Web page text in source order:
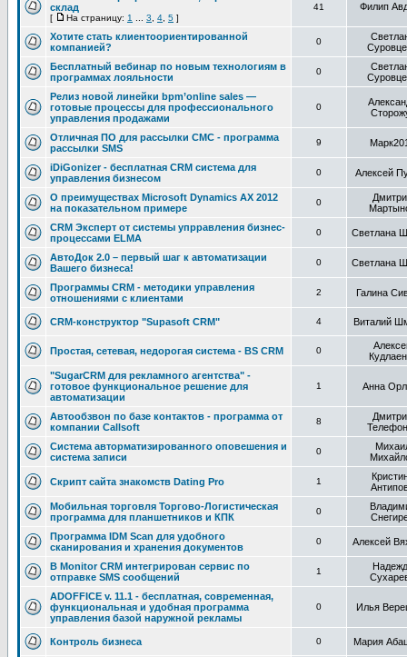
склад
[ На страницу: 1 3 4 5 ]
41 Филип
Хотите стать клиентоориентированной
компанией?
0
Бесплатный вебинар по новым технологиям в
программах лояльности
0
Релиз новой линейки bpm’online sales —
готовые процессы для профессионального
управления продажами
0
Отличная ПО для рассылки СМС - программа
рассылки SMS
9
iDiGonizer - бесплатная СRM система для
управления бизнесом
0 Алексей
О преимуществах Microsoft Dynamics AX 2012
на показательном примере
0
CRM Эксперт от системы упрравления бизнес-
процессами ELMA
0 Светлана
АвтоДок 2.0 – первый шаг к автоматизации
Вашего бизнеса!
0 Светлана
Программы CRM - методики управления
отношениями с клиентами
2 Галина
CRM-конструктор "Supasoft CRM" 4 Виталий
Простая, сетевая, недорогая система - BS CRM 0
"SugarCRM для рекламного агентства" -
готовое функциональное решение для
автоматизации
1 Анна
Автообзвон по базе контактов - программа от
компании Callsoft
8
Система авторматизированного оповешения и
система записи
0
Скрипт сайта знакомств Dating Pro 1
Мобильная торговля Торгово-Логистическая
программа для планшетников и КПК
0
Программа IDM Scan для удобного
сканирования и хранения документов
0 Алексей
В Monitor CRM интегрирован сервис по
отправке SMS сообщений
1
ADOFFICE v. 11.1 - бесплатная, современная,
функциональная и удобная программа
управления базой наружной рекламы
0 Илья
Контроль бизнеса 0 Мария